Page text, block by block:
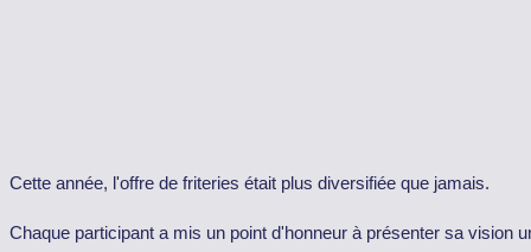
Cette année, l'offre de friteries était plus diversifiée que jamais.
Chaque participant a mis un point d'honneur à présenter sa vision